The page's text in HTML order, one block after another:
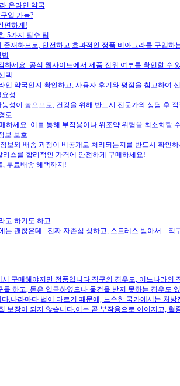
온라인 약국
입 가능?
편하게!
5가지 필수 팁
재하므로, 안전하고 효과적인 정품 비아그라를 구입하
세요. 공식 웹사이트에서 제품 진위 여부를 확인할 수
택
약국인지 확인하고, 사용자 후기와 평점을 참고하여
요성
성이 높으므로, 건강을 위해 반드시 전문가와 상담 후
로
세요. 이를 통해 부작용이나 위조약 위험을 최소화할
보 보호
보와 배송 과정이 비공개로 처리되는지를 반드시 확인하
스를 합리적인 가격에 안전하게 구매하세요!
, 무료배송 혜택까지!
고 하기도 하고..
괜찮은데.. 진짜 자존심 상하고, 스트레스 받아서...
구매해야지만 정품입니다.직구의 경우도, 어느나라의
하고, 돈은 입금하였으나 물건을 받지 못하는 경우도
나라마다 법이 다르기 때문에, 느슨한 국가에서는 처
장이 되지 않습니다.이는 곧 부작용으로 이어지고, 혈